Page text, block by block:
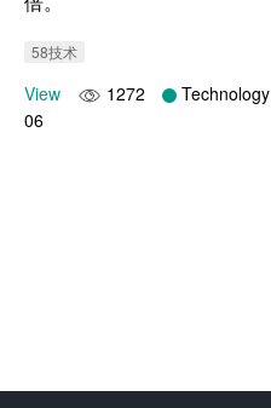
58技术
View 1272 Technology
06